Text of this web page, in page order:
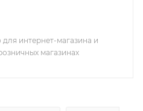
интернет-магазина и
магазинах